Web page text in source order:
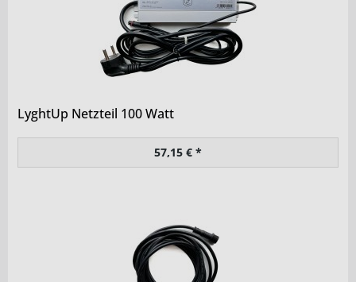
LyghtUp Netzteil 100 Watt
57,15 € *